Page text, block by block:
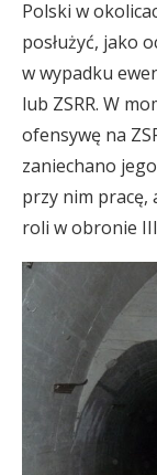
Polski w
posłużyć, jako
w wypadku
lub ZSRR. W
ofensywę na
zaniechano
przy nim pracę,
roli w obronie III